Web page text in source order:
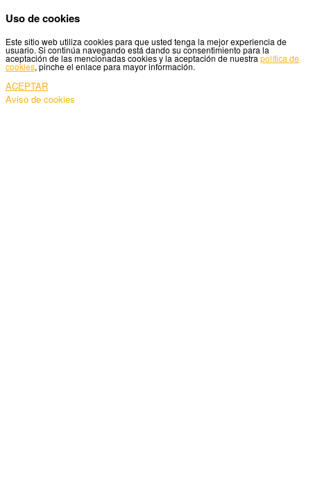
Uso de cookies
Este sitio web utiliza cookies para que usted tenga la mejor experiencia de
usuario. Si continúa navegando está dando su consentimiento para la
aceptación de las mencionadas cookies y la aceptación de nuestra política de
cookies, pinche el enlace para mayor información.
ACEPTAR
Aviso de cookies